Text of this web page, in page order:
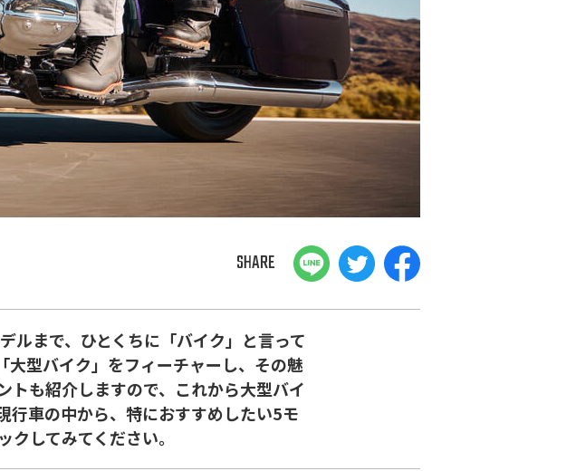
SHARE
まで、ひとくちに「バイク」と言って
型バイク」をフィーチャーし、その魅
トも紹介しますので、これから大型バイ
行車の中から、特におすすめしたい5モ
してみてください。